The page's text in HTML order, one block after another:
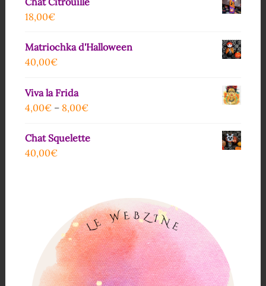
18,00€
Matriochka d'Halloween
40,00€
Viva la Frida
4,00€– 8,00€
Chat Squelette
40,00€